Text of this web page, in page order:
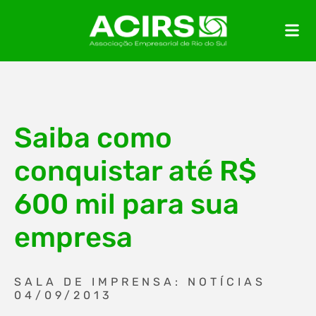
Saiba como
conquistar até R$
600 mil para sua
empresa
SALA DE IMPRENSA: NOTÍCIAS
04/09/2013